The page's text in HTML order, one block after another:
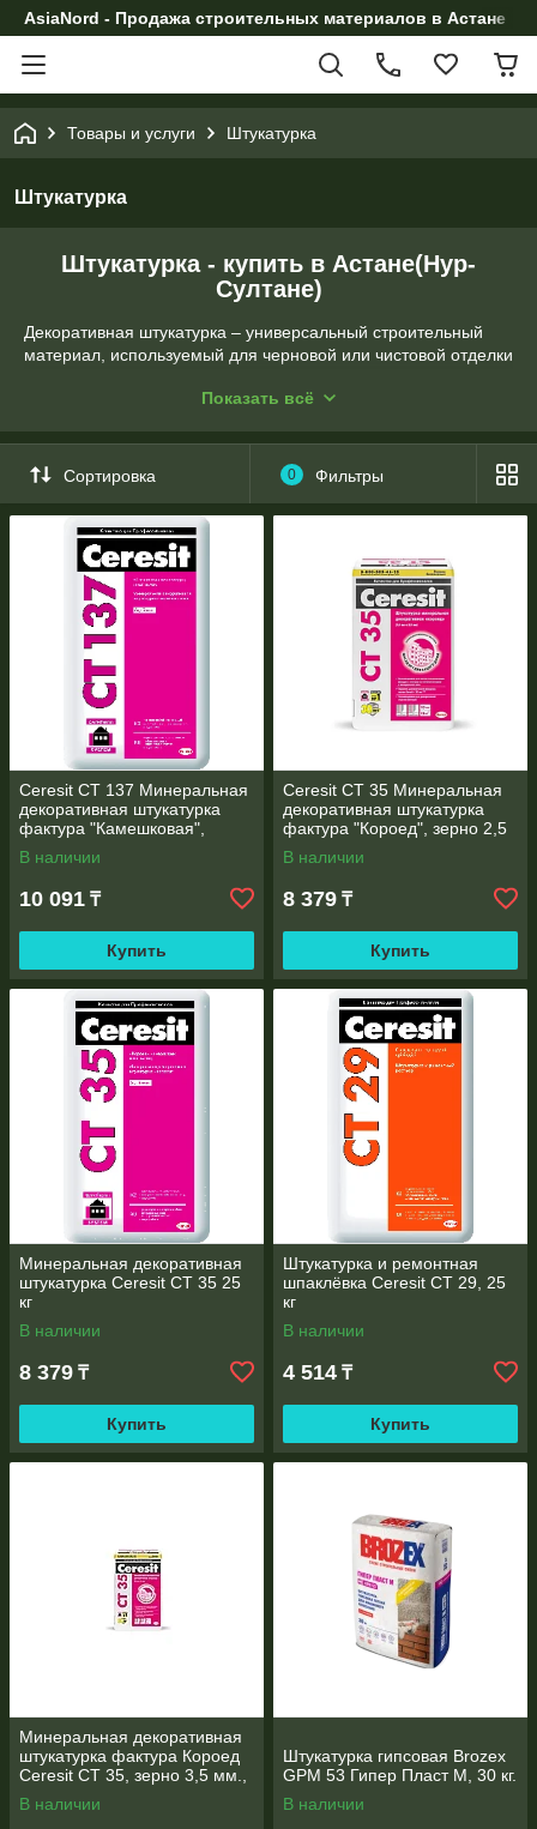
AsiaNord - Продажа строительных материалов в Астане
Товары и услуги Штукатурка
Штукатурка
Штукатурка - купить в Астане(Нур-
Султане)
Декоративная штукатурка – универсальный строительный
материал, используемый для черновой или чистовой отделки
выравнивания стен, потолка и других поверхностей.
создать экранирующий теплоизоляционный слой.
Штукатурка: особенности современного
материала
В составе смеси только безопасные компоненты – цемент,
песок, известь. Для разведения сухого материала
используют простую воду. Рекомендовано соблюдать
предложенные производителем пропорции, что позволит
даже неопытному мастеру выполнить внутреннюю
штукатурку любых поверхностей – не только стен и потолка,
но и сложных конструкций перед декорированием.
Современная цементная штукатурка, предложенная
интернет-магазином AsiaNord, полностью отвечает
требованиям безопасности и ожиданиям покупателей в
отношении:
Безопасности– только натуральные компоненты в
составе.
Долговечность
– при правильном нанесении
прослужит длительное время.
– широкий ассортимент интернет-
магазина позволит подобрать любую смесь.
Пожарной безопасности
– не поддерживает
процесс горения.
Простоты нанесения
– процесс отделки
штукатуркой осваивает даже неопытный мастер.
Возможностей
– выравнивание поверхностей и
скрытие дефектов, подготовка основания для
декоративного оформления.
Состав не выделяет неприятных запахов, устойчив к
температур, влаге.
Секреты выгодных покупок
Для штукатурки стен предложена продукция именитых
производителей, которая:
представлена в широком ассортименте – простая
отделки), специальная (с разными добавками).
поставляется по доступной стоимости – на
штукатурку цены в магазине всегда доступные.
сертифицирована – соответствует стандартам
Чтобы купить штукатурку, достаточно набрать номер
. Консультанты помогают выбрать состав для
оформления любых помещений, обсудят условия доставки и
Показать всё
Сортировка 0 Фильтры
Ceresit CT 137 Минеральная
декоративная штукатурка
фактура "Камешковая",
зерно 1,5 мм, 25 кг
В наличии
10 091 ₸
Купить
Ceresit CT 35 Минеральная
декоративная штукатурка
фактура "Короед", зерно 2,5
мм, 25 кг
В наличии
8 379 ₸
Купить
Минеральная декоративная
штукатурка Ceresit CТ 35 25
кг
В наличии
8 379 ₸
Купить
Штукатурка и ремонтная
шпаклёвка Ceresit CТ 29, 25
кг
В наличии
4 514 ₸
Купить
Минеральная декоративная
штукатурка фактура Короед
Ceresit CT 35, зерно 3,5 мм.,
25 кг
В наличии
Штукатурка гипсовая Brozex
GPM 53 Гипер Пласт М, 30 кг.
В наличии